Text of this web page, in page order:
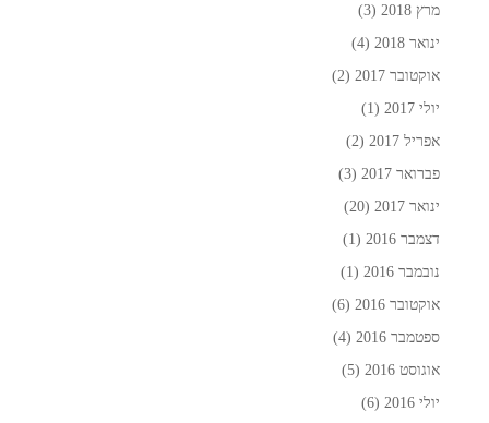
מרץ 2018
(3)
ינואר 2018
(4)
אוקטובר 2017
(2)
יולי 2017
(1)
אפריל 2017
(2)
פברואר 2017
(3)
ינואר 2017
(20)
דצמבר 2016
(1)
נובמבר 2016
(1)
אוקטובר 2016
(6)
ספטמבר 2016
(4)
אוגוסט 2016
(5)
יולי 2016
(6)